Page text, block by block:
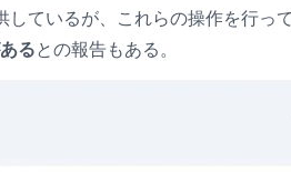
しているが、これらの操作を行
るとの報告もある。